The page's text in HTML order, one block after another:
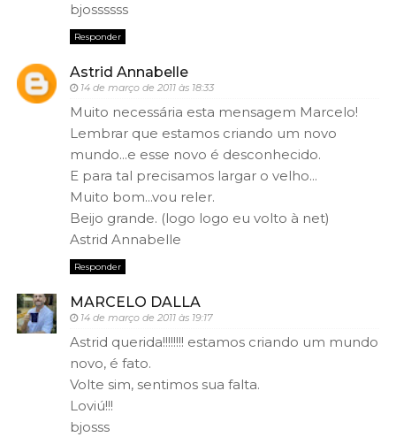
bjossssss
Responder
Astrid Annabelle
14 de março de 2011 às 18:33
Muito necessária esta mensagem Marcelo!
Lembrar que estamos criando um novo
mundo...e esse novo é desconhecido.
E para tal precisamos largar o velho...
Muito bom...vou reler.
Beijo grande. (logo logo eu volto à net)
Astrid Annabelle
Responder
MARCELO DALLA
14 de março de 2011 às 19:17
Astrid querida!!!!!!!! estamos criando um mundo
novo, é fato.
Volte sim, sentimos sua falta.
Loviú!!!
bjosss